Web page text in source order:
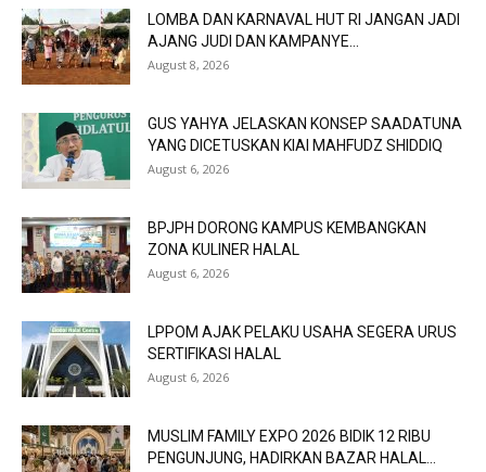
LOMBA DAN KARNAVAL HUT RI JANGAN JADI
AJANG JUDI DAN KAMPANYE...
August 8, 2026
GUS YAHYA JELASKAN KONSEP SAADATUNA
YANG DICETUSKAN KIAI MAHFUDZ SHIDDIQ
August 6, 2026
BPJPH DORONG KAMPUS KEMBANGKAN
ZONA KULINER HALAL
August 6, 2026
LPPOM AJAK PELAKU USAHA SEGERA URUS
SERTIFIKASI HALAL
August 6, 2026
MUSLIM FAMILY EXPO 2026 BIDIK 12 RIBU
PENGUNJUNG, HADIRKAN BAZAR HALAL...